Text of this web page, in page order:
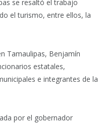
se resaltó el trabajo
el turismo, entre ellos, la
Tamaulipas, Benjamín
estatales,
e integrantes de la
por el gobernador